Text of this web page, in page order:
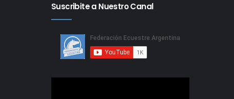
Suscribite a Nuestro Canal